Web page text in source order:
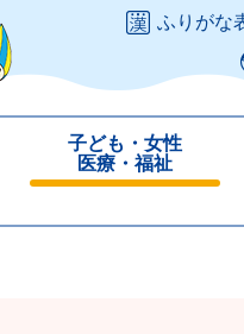
ふりがな
子ども・女性
医療・福祉
じ